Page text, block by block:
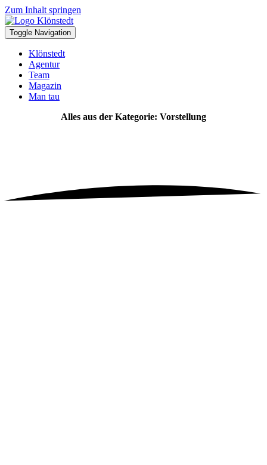
Zum Inhalt springen
Toggle Navigation
Klönstedt
Agentur
Team
Magazin
Man tau
Alles aus der Kategorie: Vorstellung